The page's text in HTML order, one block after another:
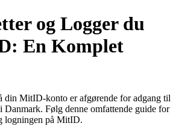
og Logger du
En Komplet
din MitID-konto er afgørende for adgang til
Danmark. Følg denne omfattende guide for
logningen på MitID.